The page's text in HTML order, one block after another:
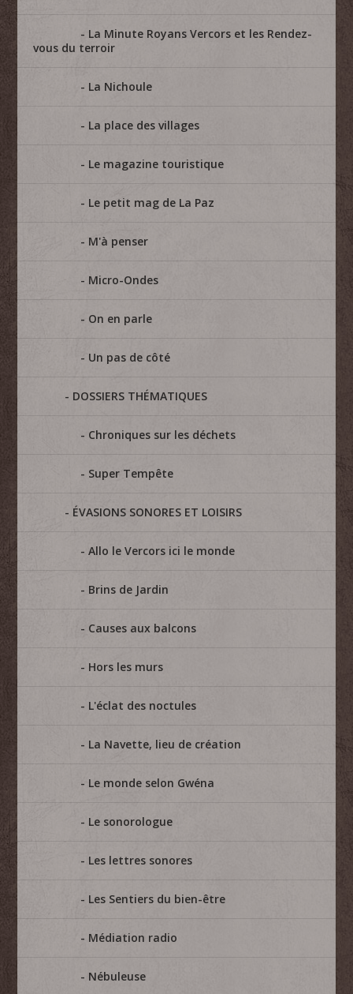
La Minute Royans Vercors et les Rendez-
vous du terroir
La Nichoule
La place des villages
Le magazine touristique
Le petit mag de La Paz
M'à penser
Micro-Ondes
On en parle
Un pas de côté
DOSSIERS THÉMATIQUES
Chroniques sur les déchets
Super Tempête
ÉVASIONS SONORES ET LOISIRS
Allo le Vercors ici le monde
Brins de Jardin
Causes aux balcons
Hors les murs
L'éclat des noctules
La Navette, lieu de création
Le monde selon Gwéna
Le sonorologue
Les lettres sonores
Les Sentiers du bien-être
Médiation radio
Nébuleuse